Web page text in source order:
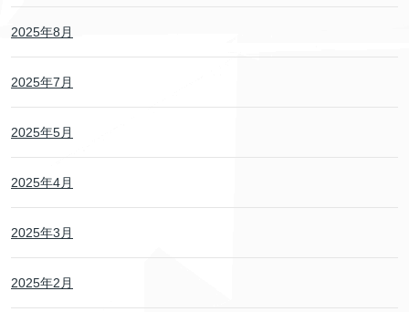
2025年8月
2025年7月
2025年5月
2025年4月
2025年3月
2025年2月